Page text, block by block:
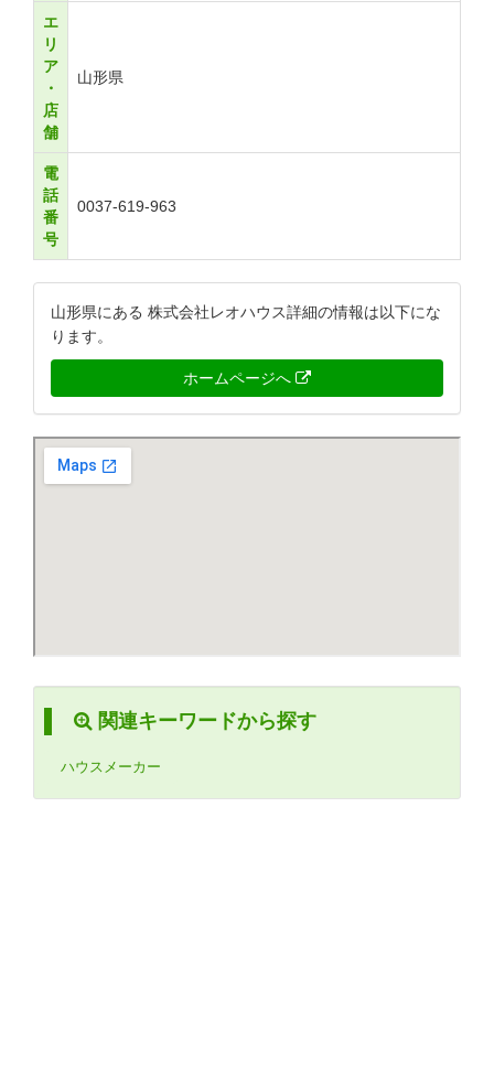
エ
リ
ア
・
店
舗
山形県
電
話
番
号
0037-619-963
山形県にある 株式会社レオハウス詳細の情報は以下にな
ります。
ホームページへ
関連キーワードから探す
ハウスメーカー